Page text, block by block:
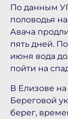
По данным
половодья
Авача
пять дней.
июня вода
пойти на
В Елизове
Береговой
берег,